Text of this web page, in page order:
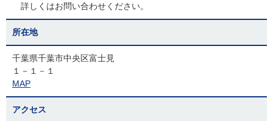
詳しくはお問い合わせください。
所在地
千葉県千葉市中央区富士見
１－１－１
MAP
アクセス